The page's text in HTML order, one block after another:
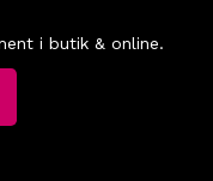
i butik & online.